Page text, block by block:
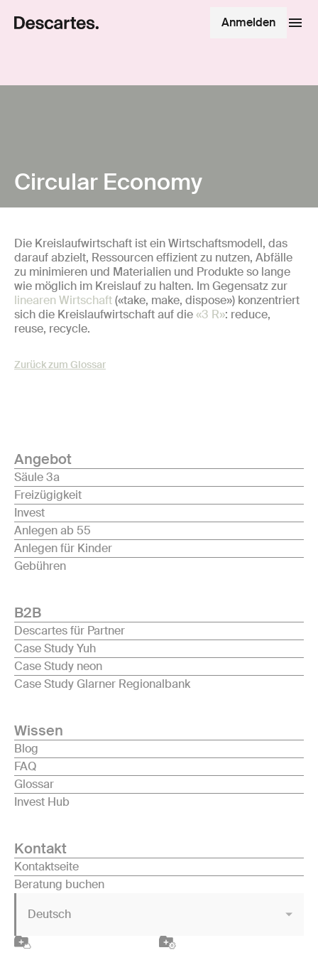
Anmelden
Circular Economy
Die Kreislaufwirtschaft ist ein Wirtschaftsmodell, das
darauf abzielt, Ressourcen effizient zu nutzen, Abfälle
zu minimieren und Materialien und Produkte so lange
wie möglich im Kreislauf zu halten. Im Gegensatz zur
linearen Wirtschaft(«take, make, dispose») konzentriert
sich die Kreislaufwirtschaft auf die«3 R»: reduce,
reuse, recycle.
Zurück zum Glossar
Angebot
Säule 3a
Freizügigkeit
Invest
Anlegen ab 55
Anlegen für Kinder
Gebühren
B2B
Descartes für Partner
Case Study Yuh
Case Study neon
Case Study Glarner Regionalbank
Wissen
Blog
FAQ
Glossar
Invest Hub
Kontakt
Kontaktseite
Beratung buchen
Deutsch